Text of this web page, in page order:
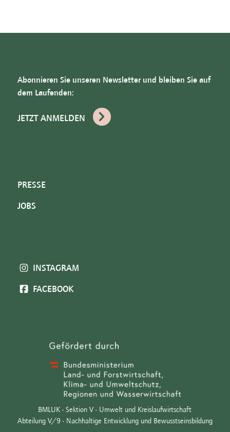
Abonnieren Sie unseren Newsletter und bleiben Sie auf
dem Laufenden:
JETZT ANMELDEN
PRESSE
JOBS
INSTAGRAM
FACEBOOK
BMLUK - Sektion V - Umwelt und Kreislaufwirtschaft
Abteilung V/9 - Nachhaltige Entwicklung und Bewusstseinsbildung